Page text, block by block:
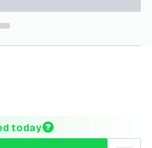
today